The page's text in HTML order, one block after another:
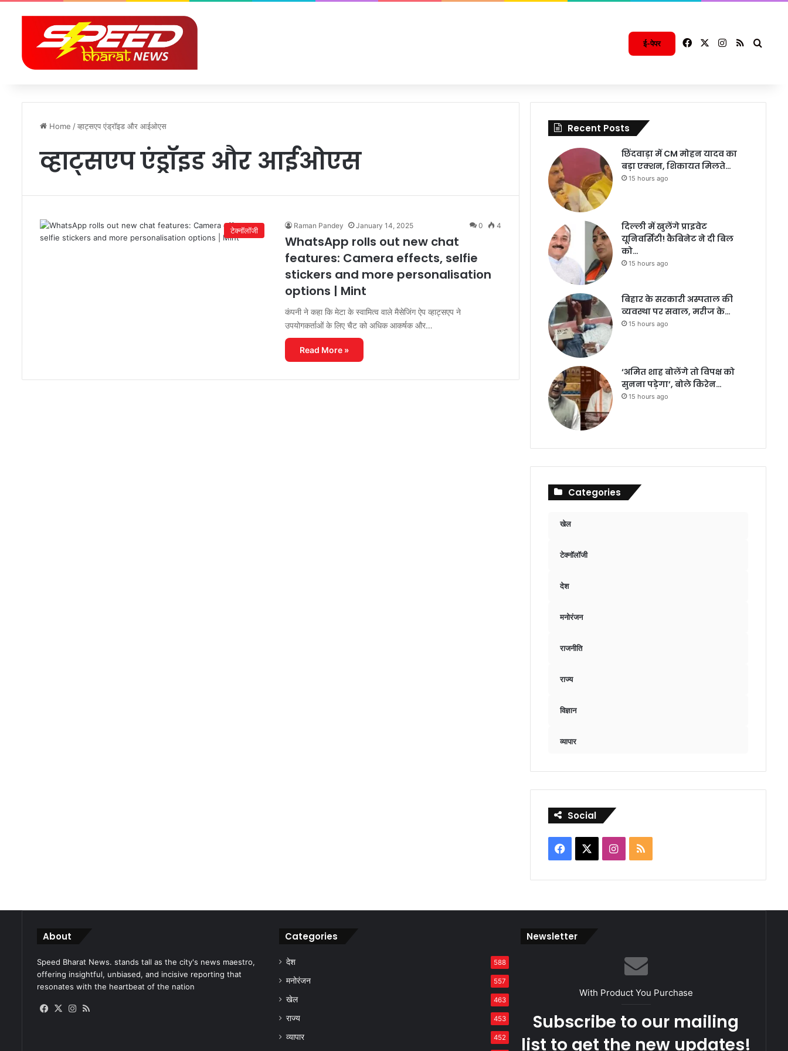
ई-पेपर FacebookInstagram
RSS
Home /व्हाट्सएप एंड्रॉइड और आईओएस
व्हाट्सएप एंड्रॉइड और आईओएस
टेक्नॉलॉजी
Raman Pandey January 14, 2025 0 4
WhatsApp rolls out new chat
features: Camera effects, selfie
stickers and more personalisation
options | Mint
कंपनी ने कहा कि मेटा के स्वामित्व वाले मैसेजिंग ऐप व्हाट्सएप ने
उपयोगकर्ताओं के लिए चैट को अधिक आकर्षक और…
Read More »
Recent Posts
छिंदवाड़ा में CM मोहन यादव का
बड़ा एक्शन, शिकायत मिलते…
15 hours ago
दिल्ली में खुलेंगे प्राइवेट
यूनिवर्सिटी! कैबिनेट ने दी बिल
को…
15 hours ago
बिहार के सरकारी अस्पताल की
व्यवस्था पर सवाल, मरीज के…
15 hours ago
‘अमित शाह बोलेंगे तो विपक्ष को
सुनना पड़ेगा’, बोले किरेन…
15 hours ago
Categories
खेल
टेक्नॉलॉजी
देश
मनोरंजन
राजनीति
राज्य
विज्ञान
व्यापार
Social
Facebook Instagram
RSS
About
Speed Bharat News. stands tall as the city's news maestro,
offering insightful, unbiased, and incisive reporting that
resonates with the heartbeat of the nation
Facebook
X Instagram
Categories
देश 588
मनोरंजन 557
खेल 463
राज्य 453
व्यापार 452
Newsletter
With Product You Purchase
Subscribe to our mailing
list to get the new updates!